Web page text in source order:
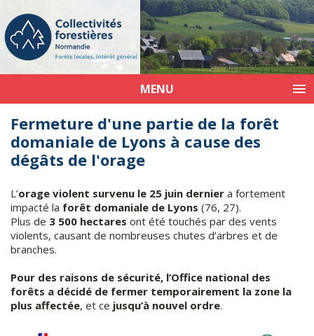
MENU
Fermeture d'une partie de la forêt
domaniale de Lyons à cause des
dégâts de l'orage
L’orage violent survenu le 25 juin dernier a fortement
impacté la forêt domaniale de Lyons (76, 27).
Plus de 3 500 hectares ont été touchés par des vents
violents, causant de nombreuses chutes d’arbres et de
branches.
Pour des raisons de sécurité, l’Office national des
forêts a décidé de fermer temporairement la zone la
plus affectée, et ce jusqu’à nouvel ordre.